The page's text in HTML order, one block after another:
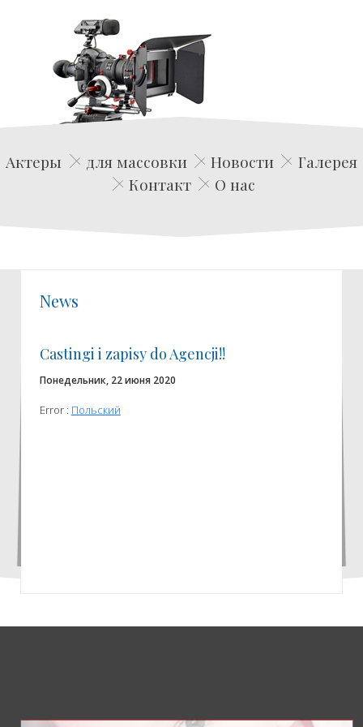
Edwin Film Agencja Aktorska
Актеры для массовки Новости
Галерея
Контакт
О нас
News
Castingi i zapisy do Agencji!!
Понедельник, 22 июня 2020
Error : Польский